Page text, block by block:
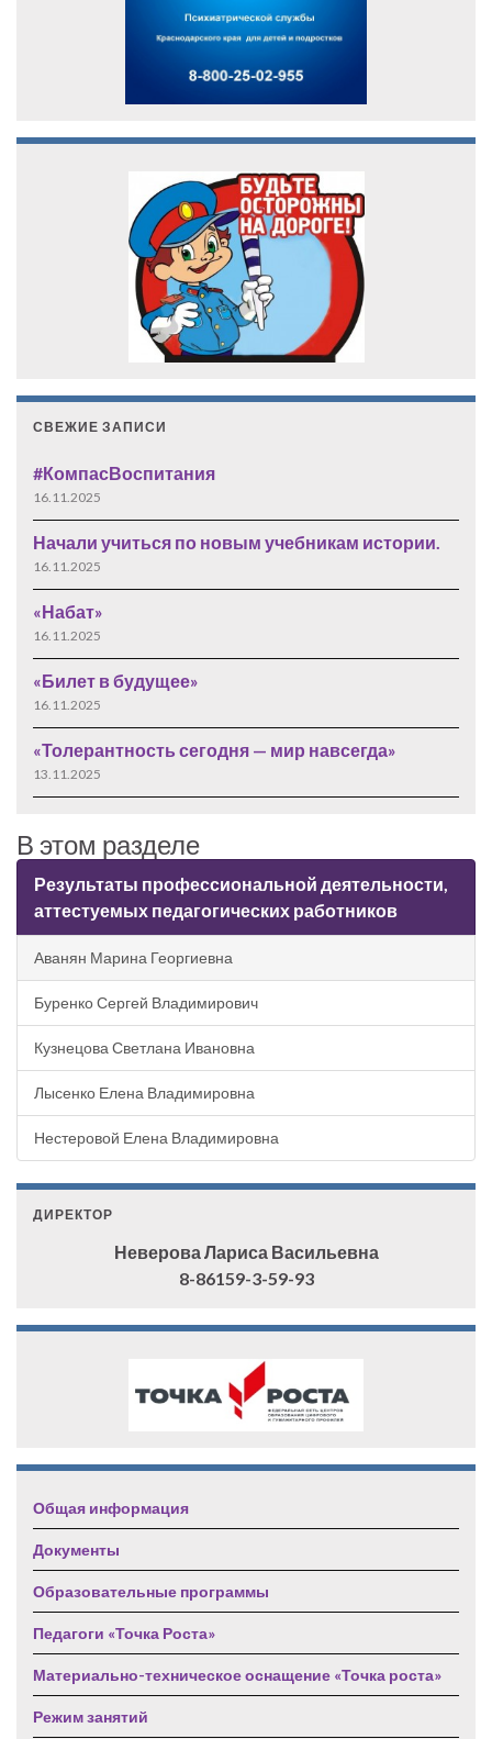
СВЕЖИЕ ЗАПИСИ
#КомпасВоспитания
16.11.2025
Начали учиться по новым учебникам истории.
16.11.2025
«Набат»
16.11.2025
«Билет в будущее»
16.11.2025
«Толерантность сегодня — мир навсегда»
13.11.2025
В этом разделе
Результаты профессиональной деятельности,
аттестуемых педагогических работников
Аванян Марина Георгиевна
Буренко Сергей Владимирович
Кузнецова Светлана Ивановна
Лысенко Елена Владимировна
Нестеровой Елена Владимировна
ДИРЕКТОР
Неверова Лариса Васильевна
8-86159-3-59-93
Общая информация
Документы
Образовательные программы
Педагоги «Точка Роста»
Материально-техническое оснащение «Точка роста»
Режим занятий